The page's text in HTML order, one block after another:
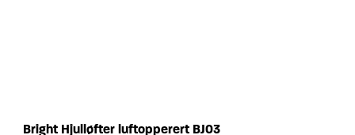
Bright Hjulløfter luftopperert BJ03